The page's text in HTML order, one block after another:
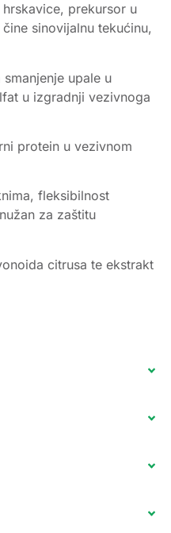
prekursor u
sinovijalnu tekućinu,
upale u
u izgradnji vezivnoga
protein u vezivnom
fleksibilnost
za zaštitu
citrusa te ekstrakt